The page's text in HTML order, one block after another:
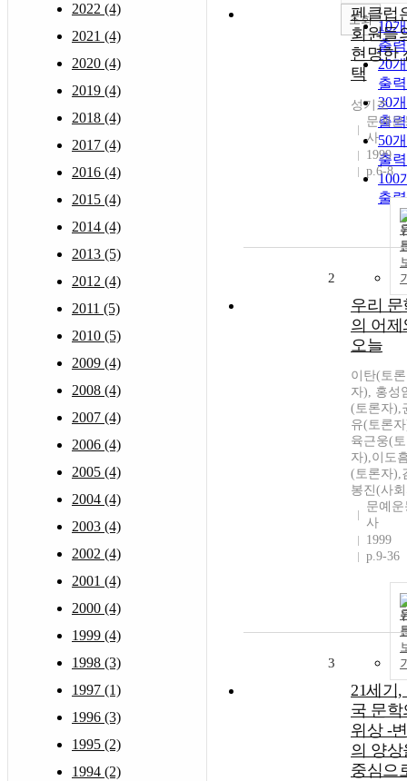
2022 (4)
2021 (4)
2020 (4)
2019 (4)
2018 (4)
2017 (4)
2016 (4)
2015 (4)
2014 (4)
2013 (5)
2012 (4)
2011 (5)
2010 (5)
2009 (4)
2008 (4)
2007 (4)
2006 (4)
2005 (4)
2004 (4)
2003 (4)
2002 (4)
2001 (4)
2000 (4)
1999 (4)
1998 (3)
1997 (1)
1996 (3)
1995 (2)
1994 (2)
10
출력
20
출력
30
출력
50
출력
100
출력
조회
펜클럽
회원들
현명한
택
성기조
문예운
사
1999
p.6-8
2
우리 문
의 어제
오늘
이탄(토론
자), 홍성
(토론자),
유(토론
육근웅(
자),이도
(토론자),
봉진(사
문예운
사
1999
p.9-36
3
21세기,
국 문학
위상 -
의 양상
중심으